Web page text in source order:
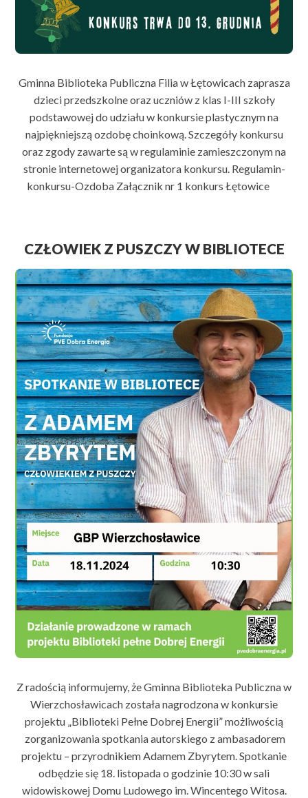
Gminna Biblioteka Publiczna Filia w Łętowicach zaprasza
dzieci przedszkolne oraz uczniów z klas I-III szkoły
podstawowej do udziału w konkursie plastycznym na
najpiękniejszą ozdobę choinkową. Szczegóły konkursu
oraz zgody zawarte są w regulaminie zamieszczonym na
stronie internetowej organizatora konkursu. Regulamin-
konkursu-Ozdoba Załącznik nr 1 konkurs Łętowice
CZŁOWIEK Z PUSZCZY W BIBLIOTECE
Z radością informujemy, że Gminna Biblioteka Publiczna w
Wierzchosławicach została nagrodzona w konkursie
projektu „Biblioteki Pełne Dobrej Energii” możliwością
zorganizowania spotkania autorskiego z ambasadorem
projektu – przyrodnikiem Adamem Zbyrytem. Spotkanie
odbędzie się 18. listopada o godzinie 10:30 w sali
widowiskowej Domu Ludowego im. Wincentego Witosa.